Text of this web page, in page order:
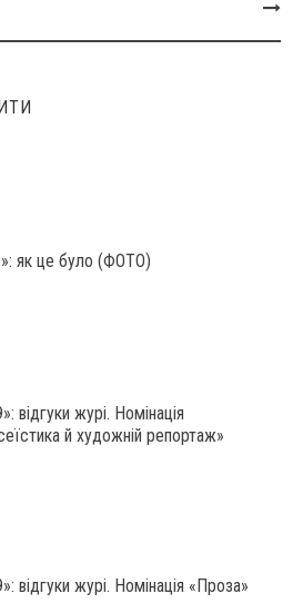
як це було (ФОТО)
відгуки журі. Номінація
й художній репортаж»
відгуки журі. Номінація «Проза»